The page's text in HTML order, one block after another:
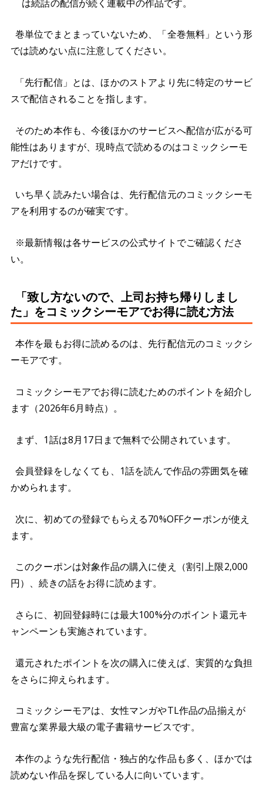
は続話の配信が続く連載中の作品です。
巻単位でまとまっていないため、「全巻無料」という形
では読めない点に注意してください。
「先行配信」とは、ほかのストアより先に特定のサービ
スで配信されることを指します。
そのため本作も、今後ほかのサービスへ配信が広がる可
能性はありますが、現時点で読めるのはコミックシーモ
アだけです。
いち早く読みたい場合は、先行配信元のコミックシーモ
アを利用するのが確実です。
※最新情報は各サービスの公式サイトでご確認くださ
い。
「致し方ないので、上司お持ち帰りしまし
た」をコミックシーモアでお得に読む方法
本作を最もお得に読めるのは、先行配信元のコミックシ
ーモアです。
コミックシーモアでお得に読むためのポイントを紹介し
ます（2026年6月時点）。
まず、1話は8月17日まで無料で公開されています。
会員登録をしなくても、1話を読んで作品の雰囲気を確
かめられます。
次に、初めての登録でもらえる70%OFFクーポンが使え
ます。
このクーポンは対象作品の購入に使え（割引上限2,000
円）、続きの話をお得に読めます。
さらに、初回登録時には最大100%分のポイント還元キ
ャンペーンも実施されています。
還元されたポイントを次の購入に使えば、実質的な負担
をさらに抑えられます。
コミックシーモアは、女性マンガやTL作品の品揃えが
豊富な業界最大級の電子書籍サービスです。
本作のような先行配信・独占的な作品も多く、ほかでは
読めない作品を探している人に向いています。